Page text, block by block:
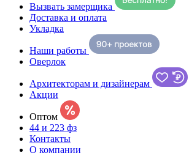
Вызвать замерщика
Доставка и оплата
Укладка
Наши работы
Оверлок
Архитекторам и дизайнерам
Акции
Оптом
44 и 223 фз
Контакты
О компании